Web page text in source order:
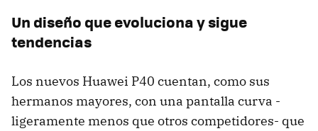
Un diseño que evoluciona y sigue
tendencias
Los nuevos Huawei P40 cuentan, como sus
hermanos mayores, con una pantalla curva -
ligeramente menos que otros competidores- que